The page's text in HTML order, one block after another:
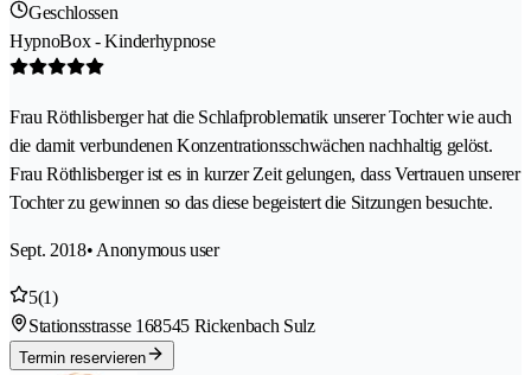
Geschlossen
HypnoBox - Kinderhypnose
Frau Röthlisberger hat die Schlafproblematik unserer Tochter wie auch
die damit verbundenen Konzentrationsschwächen nachhaltig gelöst.
Frau Röthlisberger ist es in kurzer Zeit gelungen, dass Vertrauen unserer
Tochter zu gewinnen so das diese begeistert die Sitzungen besuchte.
Sept. 2018• Anonymous user
5(1)
Stationsstrasse 168545 Rickenbach Sulz
Termin reservieren